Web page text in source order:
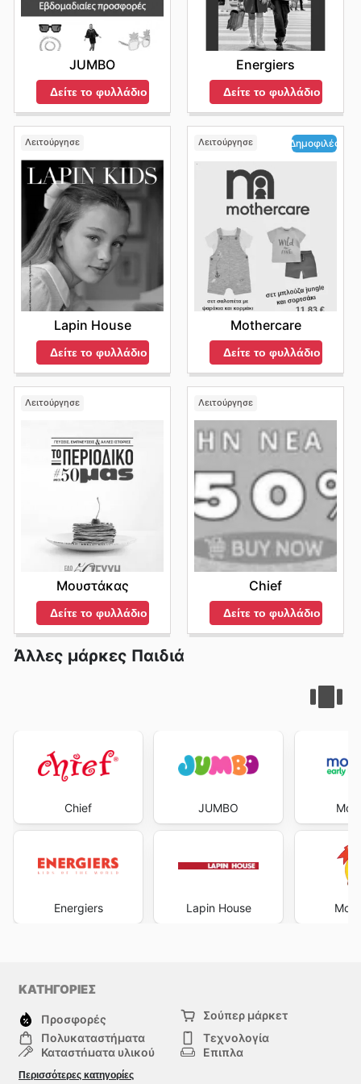
JUMBO
Δείτε το φυλλάδιο
Energiers
Δείτε το φυλλάδιο
Λειτούργησε
Lapin House
Δείτε το φυλλάδιο
Λειτούργησε Δημοφιλές
Mothercare
Δείτε το φυλλάδιο
Λειτούργησε
Μουστάκας
Δείτε το φυλλάδιο
Λειτούργησε
Chief
Δείτε το φυλλάδιο
Άλλες μάρκες Παιδιά
Chief
Energiers
JUMBO
Lapin House
ΚΑΤΗΓΟΡΙΕΣ
Προσφορές
Σούπερ μάρκετ
Πολυκαταστήματα
Τεχνολογία
Καταστήματα υλικού
Επιπλα
μόδα
Σπορ
Περισσότερες κατηγορίες